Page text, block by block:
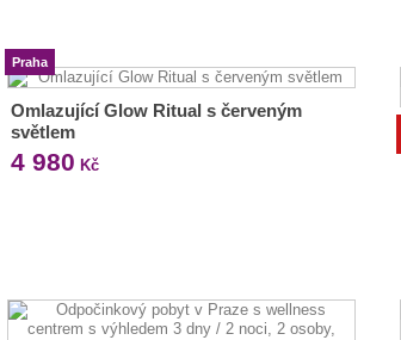
Praha
Omlazující Glow Ritual s červeným
světlem
4 980 Kč